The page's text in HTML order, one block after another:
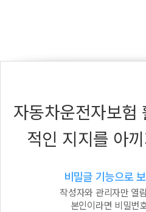
자동차운전자보험
적인 지지를 아
비밀글 기능으로
작성자와 관리자만 열
본인이라면 비밀번